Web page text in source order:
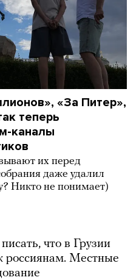
«За Питер»,
теперь
каналы
их перед
даже удалил
Никто не понимает)
что в Грузии
россиянам. Местные